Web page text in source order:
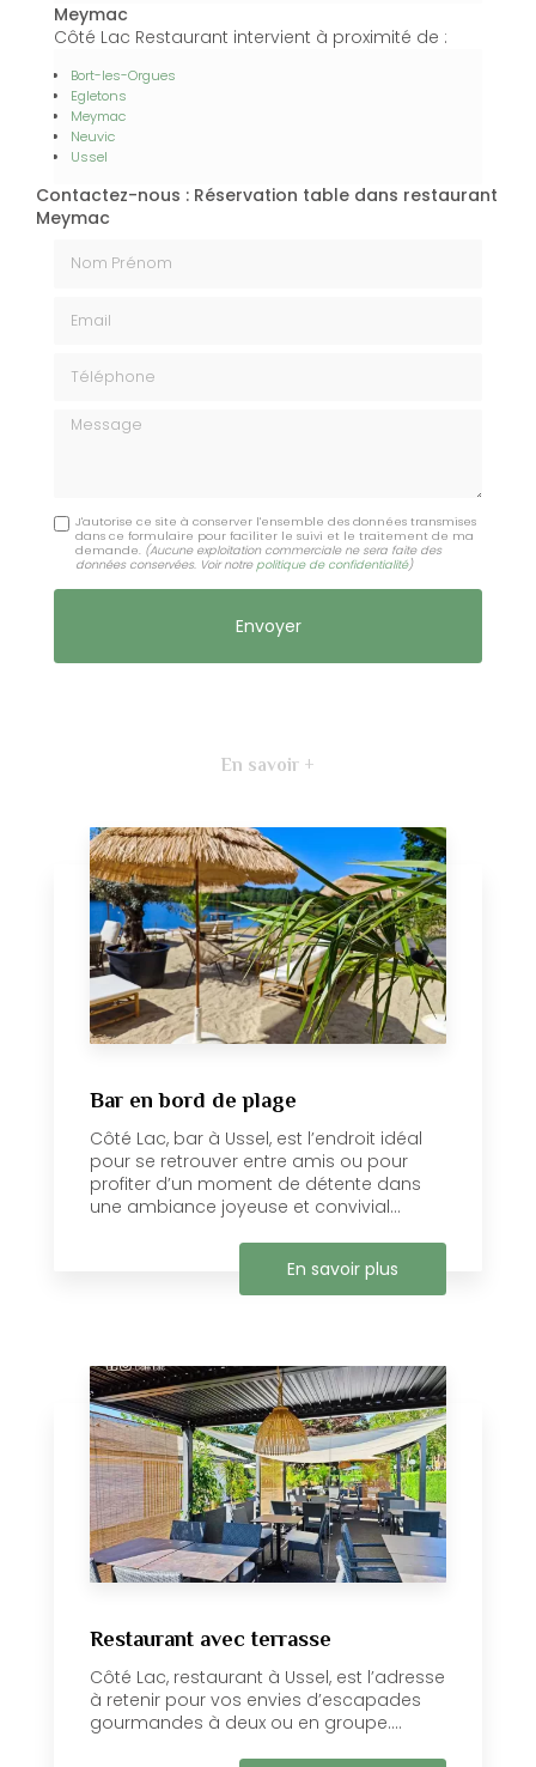
Meymac
Côté Lac Restaurant intervient à proximité de :
Bort-les-Orgues
Egletons
Meymac
Neuvic
Ussel
Contactez-nous : Réservation table dans restaurant
Meymac
Message
J'autorise ce site à conserver l'ensemble des données transmises
dans ce formulaire pour faciliter le suivi et le traitement de ma
demande. (Aucune exploitation commerciale ne sera faite des
données conservées. Voir notre politique de confidentialité)
En savoir +
Bar en bord de plage
Côté Lac, bar à Ussel, est l’endroit idéal
pour se retrouver entre amis ou pour
profiter d’un moment de détente dans
une ambiance joyeuse et convivial...
En savoir plus
Restaurant avec terrasse
Côté Lac, restaurant à Ussel, est l’adresse
à retenir pour vos envies d’escapades
gourmandes à deux ou en groupe....